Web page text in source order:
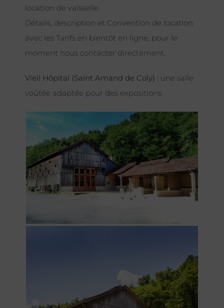
location de vaisselle.
Détails, description et Convention de location
avec les Tarifs en bientôt en ligne, pour le
moment nous contacter directement.
Vieil Hôpital (Saint Amand de Coly) : une salle
voûtée adaptée pour des expositions